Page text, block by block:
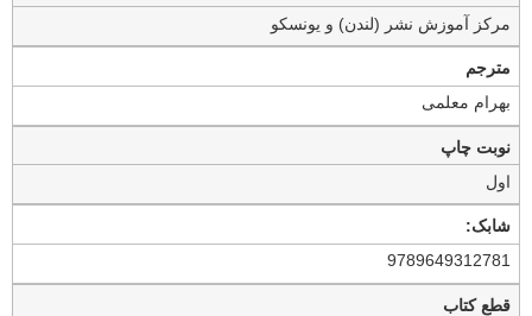
مركز آموزش نشر (لندن) و يونسكو
مترجم
بهرام معلمى‏
نوبت چاپ
اول
شابک:
9789649312781
قطع کتاب